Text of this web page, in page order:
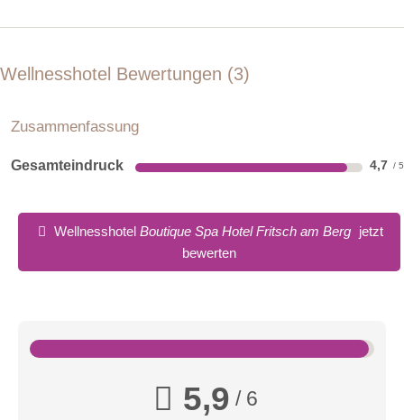
Seele baumeln lassen
Die alten Hautschüppchen ablösend wird man offen für Neus
Ganzkörper-Erlebnisse
Bei einem Peeling und einer Packung fühlen Sie sich wie neu
geboren!
um sich vergessen!
Alle Körper-Anwendungen finden Sie unter:
Wellnesshotel Bewertungen 3
Zusammenfassung
Gesamteindruck 4,7
Wellnesshotel Boutique Spa Hotel Fritsch am Berg
jetzt
bewerten
5,9 / 6